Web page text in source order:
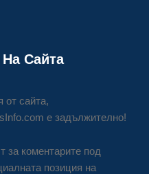
Сайта
от сайта,
е задължително!
за коментарите под
позиция на